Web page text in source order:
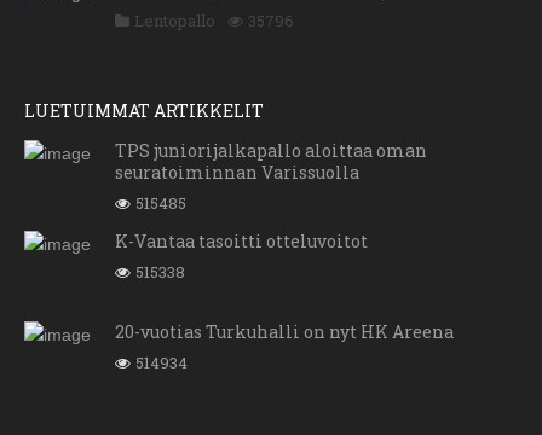
Lentopallo 35796
LUETUIMMAT ARTIKKELIT
TPS juniorijalkapallo aloittaa oman
seuratoiminnan Varissuolla
515485
K-Vantaa tasoitti otteluvoitot
515338
20-vuotias Turkuhalli on nyt HK Areena
514934